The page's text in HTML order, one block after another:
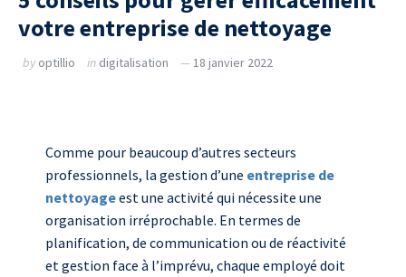
votre entreprise de nettoyage
byoptillio in digitalisation 18 janvier 2022
Comme pour beaucoup d’autres secteurs
professionnels, la gestion d’une entreprise de
nettoyageest une activité qui nécessite une
organisation irréprochable. En termes de
planification, de communication ou de réactivité
et gestion face à l’imprévu, chaque employé doit